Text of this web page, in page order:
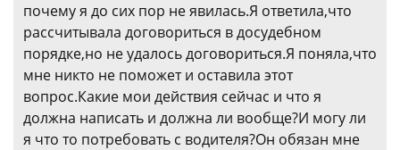
почему я до сих пор не явилась.Я ответила,что
рассчитывала договориться в досудебном
порядке,но не удалось договориться.Я поняла,что
мне никто не поможет и оставила этот
вопрос.Какие мои действия сейчас и что я
должна написать и должна ли вообще?И могу ли
я что то потребовать с водителя?Он обязан мне